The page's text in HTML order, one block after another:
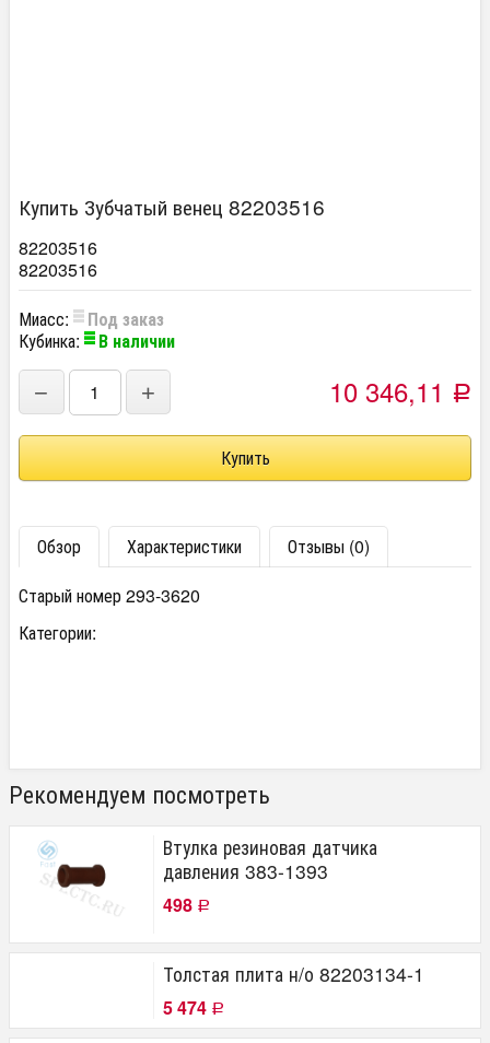
Купить Зубчатый венец 82203516
82203516
82203516
Миасс:
Под заказ
Кубинка:
В наличии
− + 10 346,11 Р
Обзор Характеристики
Отзывы (0)
Старый номер 293-3620
Категории:
Рекомендуем посмотреть
Втулка резиновая датчика
давления 383-1393
498 Р
Толстая плита н/о 82203134-1
5 474 Р